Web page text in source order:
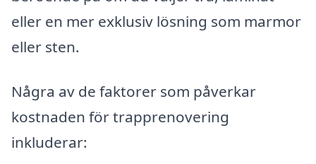
eller en mer exklusiv lösning som marmor
eller sten.
Några av de faktorer som påverkar
kostnaden för trapprenovering
inkluderar: